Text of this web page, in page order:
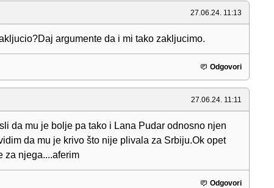
27.06.24. 11:13
argumente da i mi tako zakljucimo.
Odgovori
27.06.24. 11:11
da mu je bolje pa tako i Lana Pudar odnosno njen
da mu je krivo što nije plivala za Srbiju.Ok opet
za njega....aferim
Odgovori